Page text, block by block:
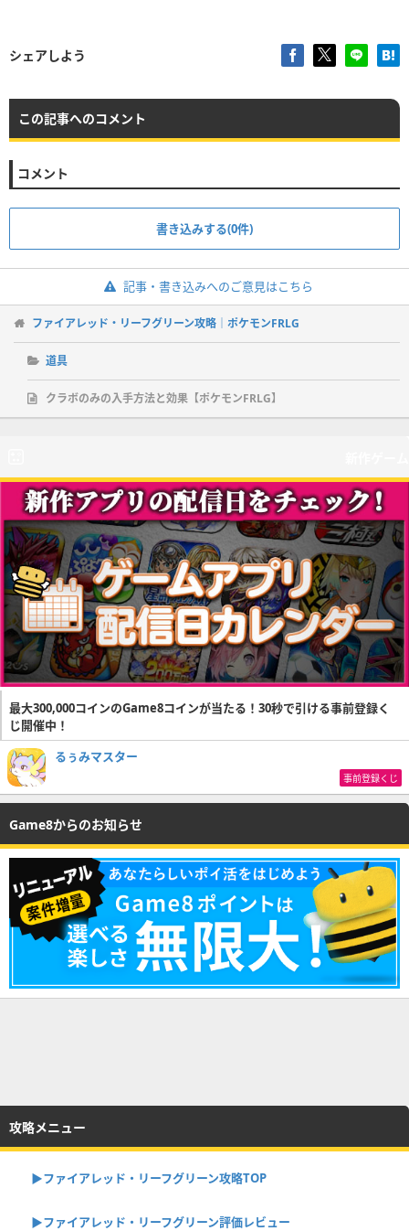
シェアしよう
この記事へのコメント
コメント
書き込みする(0件)
記事・書き込みへのご意見はこちら
ファイアレッド・リーフグリーン攻略｜ポケモンFRLG
道具
クラボのみの入手方法と効果【ポケモンFRLG】
最大300,000コインのGame8コインが当たる！30秒で引ける事前登録く
じ開催中！
るぅみマスター
事前登録くじ
Game8からのお知らせ
攻略メニュー
▶︎ファイアレッド・リーフグリーン攻略TOP
▶︎ファイアレッド・リーフグリーン評価レビュー